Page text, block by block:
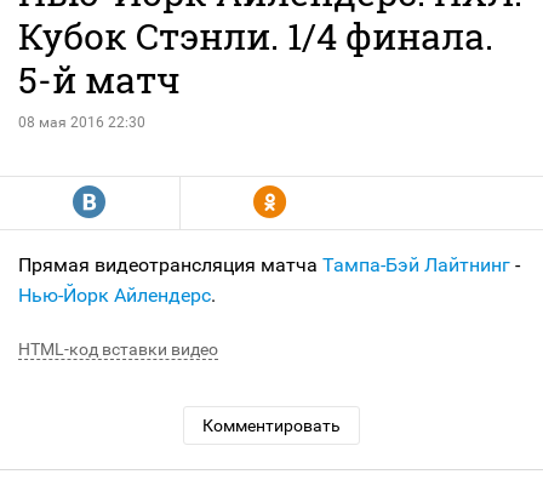
Кубок Стэнли. 1/4 финала.
5-й матч
08 мая 2016 22:30
R Y
Прямая видеотрансляция матча Тампа-Бэй Лайтнинг -
Нью-Йорк Айлендерс.
HTML-код вставки видео
Комментировать